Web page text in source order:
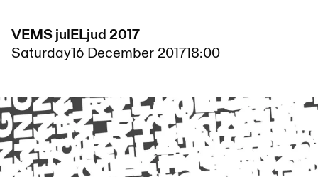
VEMS julELjud 2017
Saturday16 December 201718:00